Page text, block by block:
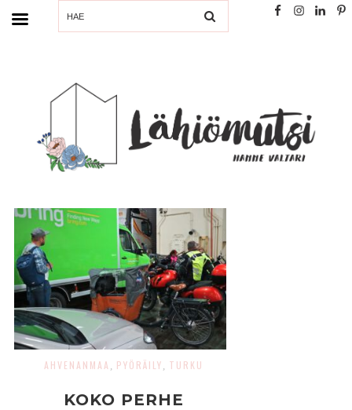
SEARCH
AHVENANMAA PYÖRÄILY TURKU
KOKO PERHE